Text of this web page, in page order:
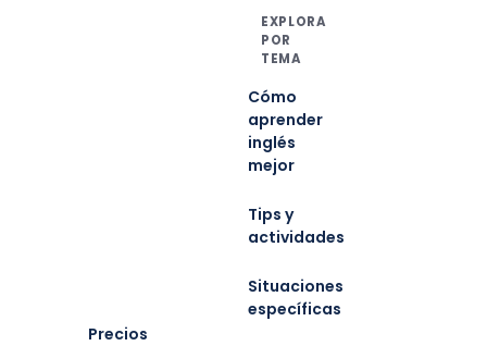
Precios
EXPLORA
POR
TEMA
Cómo
aprender
inglés
mejor
Tips y
actividades
Situaciones
específicas